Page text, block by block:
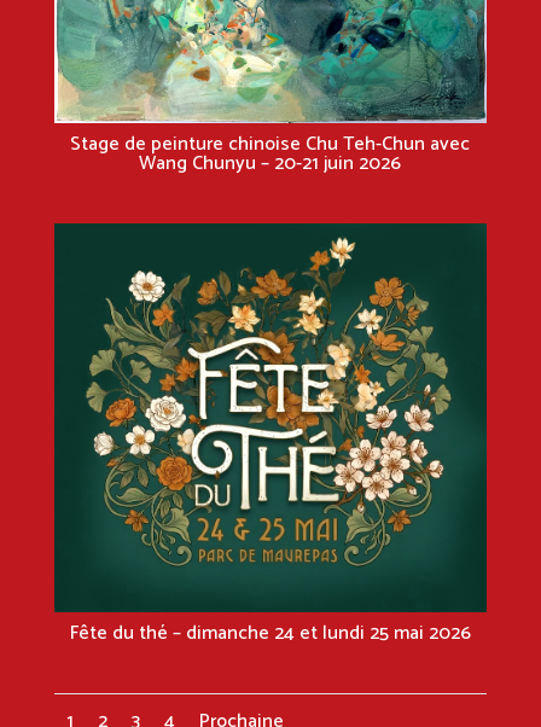
Stage de peinture chinoise Chu Teh-Chun avec
Wang Chunyu – 20-21 juin 2026
Fête du thé – dimanche 24 et lundi 25 mai 2026